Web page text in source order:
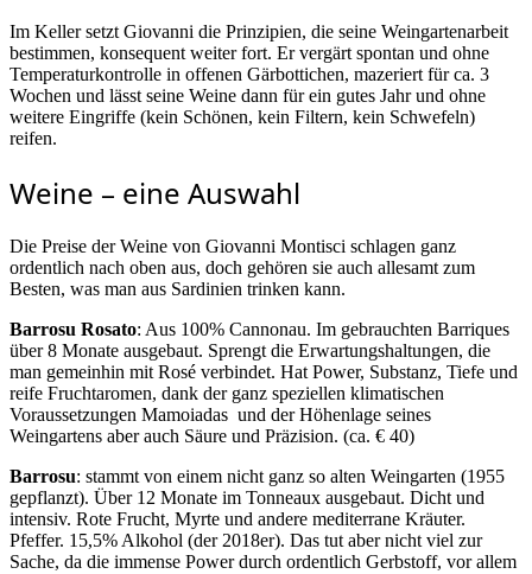
Im Keller setzt Giovanni die Prinzipien, die seine Weingartenarbeit
bestimmen, konsequent weiter fort. Er vergärt spontan und ohne
Temperaturkontrolle in offenen Gärbottichen, mazeriert für ca. 3
Wochen und lässt seine Weine dann für ein gutes Jahr und ohne
weitere Eingriffe (kein Schönen, kein Filtern, kein Schwefeln)
reifen.
Weine – eine Auswahl
Die Preise der Weine von Giovanni Montisci schlagen ganz
ordentlich nach oben aus, doch gehören sie auch allesamt zum
Besten, was man aus Sardinien trinken kann.
Barrosu Rosato: Aus 100% Cannonau. Im gebrauchten Barriques
über 8 Monate ausgebaut. Sprengt die Erwartungshaltungen, die
man gemeinhin mit Rosé verbindet. Hat Power, Substanz, Tiefe und
reife Fruchtaromen, dank der ganz speziellen klimatischen
Voraussetzungen Mamoiadas und der Höhenlage seines
Weingartens aber auch Säure und Präzision. (ca. € 40)
Barrosu: stammt von einem nicht ganz so alten Weingarten (1955
gepflanzt). Über 12 Monate im Tonneaux ausgebaut. Dicht und
intensiv. Rote Frucht, Myrte und andere mediterrane Kräuter.
Pfeffer. 15,5% Alkohol (der 2018er). Das tut aber nicht viel zur
Sache, da die immense Power durch ordentlich Gerbstoff, vor allem